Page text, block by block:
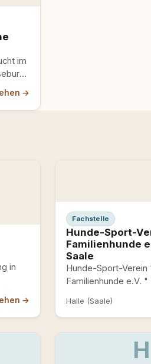
im
→
in
→
Fachstelle
Hunde-Sport-
Familienhunde
Saale
Hunde-Sport-Verein
Familienhunde e.V. "
Halle (Saale)
H